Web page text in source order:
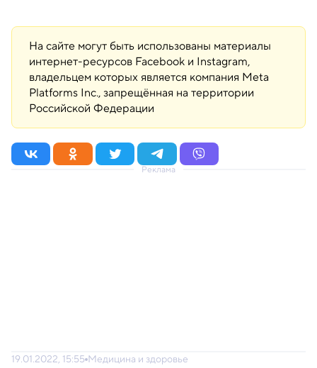
На сайте могут быть использованы материалы
интернет-ресурсов Facebook и Instagram,
владельцем которых является компания Meta
Platforms Inc., запрещённая на территории
Российской Федерации
Реклама
19.01.2022, 15:55 Медицина и здоровье